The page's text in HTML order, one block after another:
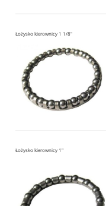
Łożysko kierownicy 1 1/8"
Łożysko kierownicy 1"